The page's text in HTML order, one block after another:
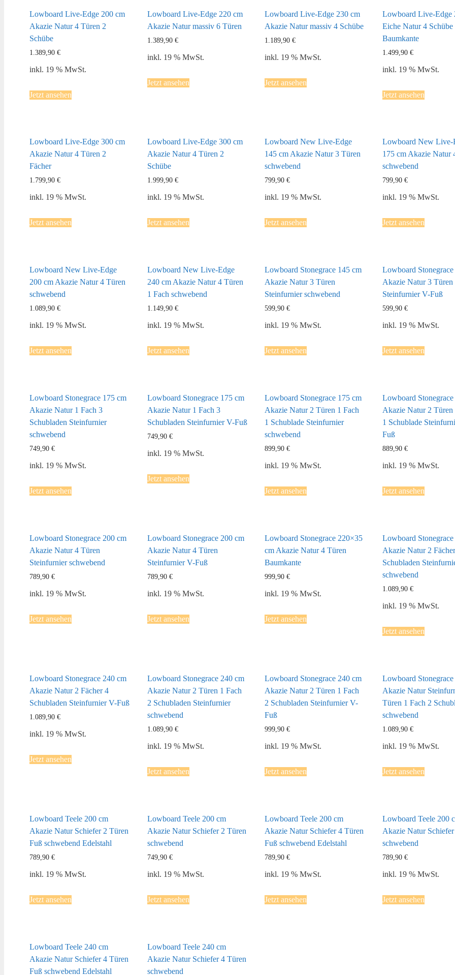
Lowboard Live-Edge 200 cm
Akazie Natur 4 Türen 2
Schübe
1.389,90 €
inkl. 19 % MwSt.
Jetzt ansehen
Lowboard Live-Edge 220 cm
Akazie Natur massiv 6 Türen
1.389,90 €
inkl. 19 % MwSt.
Jetzt ansehen
Lowboard Live-Edge 230 cm
Akazie Natur massiv 4 Schübe
1.189,90€
inkl. 19 % MwSt.
Jetzt ansehen
Lowboard Live-Edge
Eiche Natur 4 Schübe
Baumkante
1.499,90 €
inkl. 19 % MwSt.
Jetzt ansehen
Lowboard Live-Edge 300 cm
Akazie Natur 4 Türen 2
Fächer
1.799,90 €
inkl. 19 % MwSt.
Jetzt ansehen
Lowboard Live-Edge 300 cm
Akazie Natur 4 Türen 2
Schübe
1.999,90 €
inkl. 19 % MwSt.
Jetzt ansehen
Lowboard New Live-Edge
145 cm Akazie Natur 3 Türen
schwebend
799,90€
inkl. 19 % MwSt.
Jetzt ansehen
Lowboard New Live-
175 cm Akazie Natur
schwebend
799,90 €
inkl. 19 % MwSt.
Jetzt ansehen
Lowboard New Live-Edge
200 cm Akazie Natur 4 Türen
schwebend
1.089,90 €
inkl. 19 % MwSt.
Jetzt ansehen
Lowboard New Live-Edge
240 cm Akazie Natur 4 Türen
1 Fach schwebend
1.149,90 €
inkl. 19 % MwSt.
Jetzt ansehen
Lowboard Stonegrace 145 cm
Akazie Natur 3 Türen
Steinfurnier schwebend
599,90€
inkl. 19 % MwSt.
Jetzt ansehen
Lowboard
Akazie Natur 3 Türen
Steinfurnier V-Fuß
599,90 €
inkl. 19 % MwSt.
Jetzt ansehen
Lowboard Stonegrace 175 cm
Akazie Natur 1 Fach 3
Schubladen Steinfurnier
schwebend
749,90 €
inkl. 19 % MwSt.
Jetzt ansehen
Lowboard Stonegrace 175 cm
Akazie Natur 1 Fach 3
Schubladen Steinfurnier V-Fuß
749,90 €
inkl. 19 % MwSt.
Jetzt ansehen
Lowboard Stonegrace 175 cm
Akazie Natur 2 Türen 1 Fach
1 Schublade Steinfurnier
schwebend
899,90€
inkl. 19 % MwSt.
Jetzt ansehen
Lowboard
Akazie Natur 2 Türen
1 Schublade
Fuß
889,90 €
inkl. 19 % MwSt.
Jetzt ansehen
Lowboard Stonegrace 200 cm
Akazie Natur 4 Türen
Steinfurnier schwebend
789,90 €
inkl. 19 % MwSt.
Jetzt ansehen
Lowboard Stonegrace 200 cm
Akazie Natur 4 Türen
Steinfurnier V-Fuß
789,90 €
inkl. 19 % MwSt.
Jetzt ansehen
Lowboard Stonegrace 220×35
cm Akazie Natur 4 Türen
Baumkante
999,90€
inkl. 19 % MwSt.
Jetzt ansehen
Lowboard
Akazie Natur 2
Schubladen
schwebend
1.089,90 €
inkl. 19 % MwSt.
Jetzt ansehen
Lowboard Stonegrace 240 cm
Akazie Natur 2 Fächer 4
Schubladen Steinfurnier V-Fuß
1.089,90 €
inkl. 19 % MwSt.
Jetzt ansehen
Lowboard Stonegrace 240 cm
Akazie Natur 2 Türen 1 Fach
2 Schubladen Steinfurnier
schwebend
1.089,90 €
inkl. 19 % MwSt.
Jetzt ansehen
Lowboard Stonegrace 240 cm
Akazie Natur 2 Türen 1 Fach
2 Schubladen Steinfurnier V-
Fuß
999,90€
inkl. 19 % MwSt.
Jetzt ansehen
Lowboard
Akazie Natur
Türen 1 Fach 2
schwebend
1.089,90 €
inkl. 19 % MwSt.
Jetzt ansehen
Lowboard Teele 200 cm
Akazie Natur Schiefer 2 Türen
Fuß schwebend Edelstahl
789,90 €
inkl. 19 % MwSt.
Jetzt ansehen
Lowboard Teele 200 cm
Akazie Natur Schiefer 2 Türen
schwebend
749,90 €
inkl. 19 % MwSt.
Jetzt ansehen
Lowboard Teele 200 cm
Akazie Natur Schiefer 4 Türen
Fuß schwebend Edelstahl
789,90€
inkl. 19 % MwSt.
Jetzt ansehen
Lowboard Teele 200
Akazie Natur
schwebend
789,90 €
inkl. 19 % MwSt.
Jetzt ansehen
Lowboard Teele 240 cm
Akazie Natur Schiefer 4 Türen
Fuß schwebend Edelstahl
Lowboard Teele 240 cm
Akazie Natur Schiefer 4 Türen
schwebend